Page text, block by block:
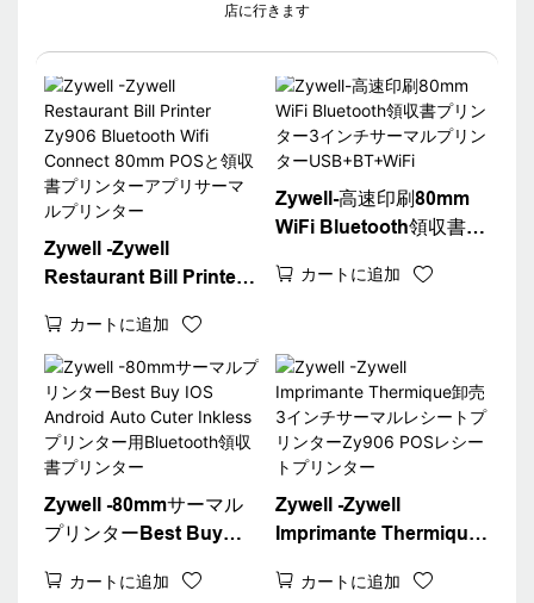
店に行きます
Zywell -Zywell
Restaurant Bill Printer
Connect 80mm POSと
領収書プリンターアプリ
サーマルプリンター
カートに追加
Zywell-高速印刷80mm
WiFi Bluetooth領収書プ
ルプリンター
カートに追加
Zywell -80mmサーマル
プリンターBest Buy
Inklessプリンター用B​​
カートに追加
Zywell -Zywell
Imprimante Thermique
シートプリンターZy906
カートに追加